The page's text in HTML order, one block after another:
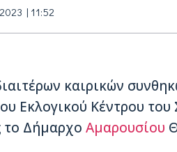
| 11:52
καιρικών
Εκλογικού Κέντρου
το Δήμαρχο Αμαρουσίου